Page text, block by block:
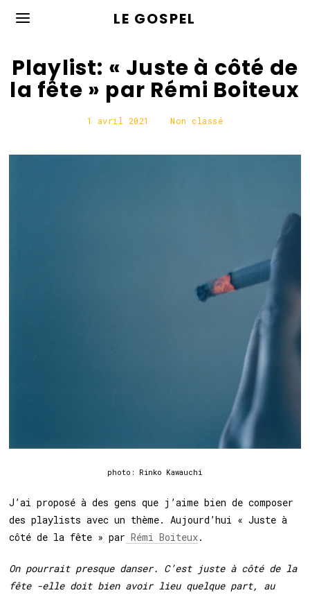
LE GOSPEL
Playlist: « Juste à côté de
la fête » par Rémi Boiteux
1 avril 2021
r
Non classé
photo: Rinko Kawauchi
J’ai proposé à des gens que j’aime bien de composer
des playlists avec un thème. Aujourd’hui « Juste à
côté de la fête » par Rémi Boiteux.
On pourrait presque danser. C’est juste à côté de la
fête -elle doit bien avoir lieu quelque part, au